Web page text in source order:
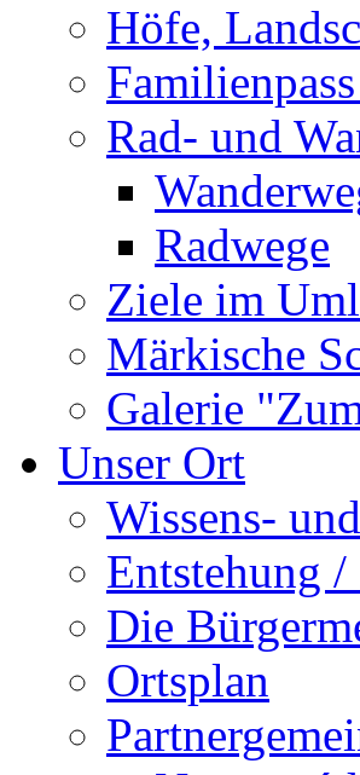
Höfe,
Rad- und
Radwege
Ziele im
Märkische
Galerie
Unser Ort
Wissens-
Entstehung
Die
Ortsplan